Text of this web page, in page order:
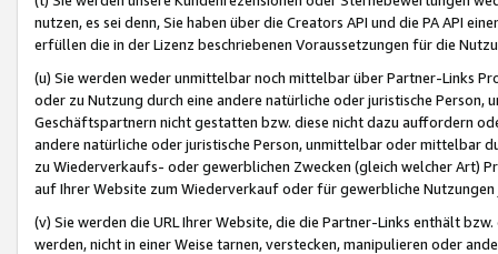
nutzen, es sei denn, Sie haben über die Creators API und die PA API
erfüllen die in der Lizenz beschriebenen Voraussetzungen für die
(u) Sie werden weder unmittelbar noch mittelbar über Partner-Links
oder zu Nutzung durch eine andere natürliche oder juristische
Geschäftspartnern nicht gestatten bzw. diese nicht dazu auffordern
andere natürliche oder juristische Person, unmittelbar oder mittelbar
zu Wiederverkaufs- oder gewerblichen Zwecken (gleich welcher Art)
auf Ihrer Website zum Wiederverkauf oder für gewerbliche
(v) Sie werden die URL Ihrer Website, die die Partner-Links enthält
werden, nicht in einer Weise tarnen, verstecken, manipulieren oder